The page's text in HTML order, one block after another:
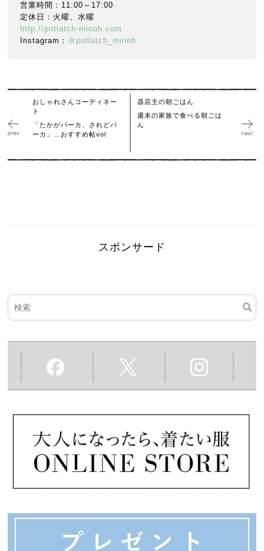
営業時間：11:00～17:00
定休日：火曜、水曜
http://potlatch-minoh.com
Instagram： ＠potlatch_minoh
おしゃれさんコーディネー
ト
「たかがパーカ、されどパ
ーカ」…おすすめ帖vol
器店主の朝ごはん
週末の家族で食べる朝ごは
ん
スポンサード